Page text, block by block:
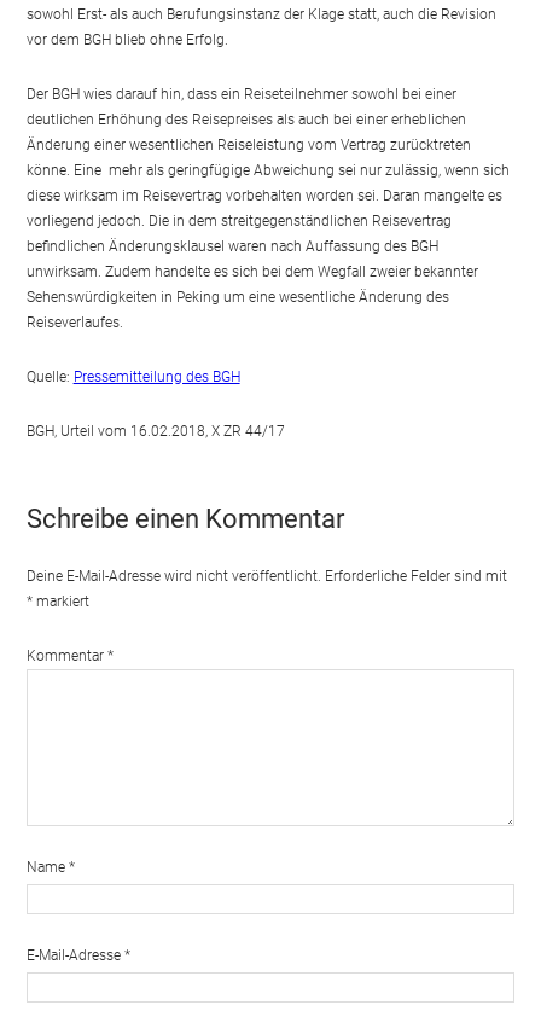
sowohl Erst- als auch Berufungsinstanz der Klage statt, auch die Revision
vor dem BGH blieb ohne Erfolg.
Der BGH wies darauf hin, dass ein Reiseteilnehmer sowohl bei einer
deutlichen Erhöhung des Reisepreises als auch bei einer erheblichen
Änderung einer wesentlichen Reiseleistung vom Vertrag zurücktreten
könne. Eine mehr als geringfügige Abweichung sei nur zulässig, wenn sich
diese wirksam im Reisevertrag vorbehalten worden sei. Daran mangelte es
vorliegend jedoch. Die in dem streitgegenständlichen Reisevertrag
befindlichen Änderungsklausel waren nach Auffassung des BGH
unwirksam. Zudem handelte es sich bei dem Wegfall zweier bekannter
Sehenswürdigkeiten in Peking um eine wesentliche Änderung des
Reiseverlaufes.
Quelle: Pressemitteilung des BGH
BGH, Urteil vom 16.02.2018, X ZR 44/17
Schreibe einen Kommentar
Deine E-Mail-Adresse wird nicht veröffentlicht. Erforderliche Felder sind mit
*markiert
Kommentar *
Name *
E-Mail-Adresse *